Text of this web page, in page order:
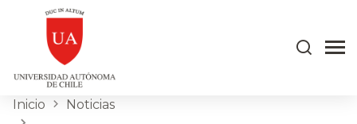
Inicio Noticias